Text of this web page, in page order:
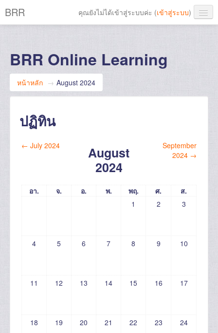
BRR คุณยังไม่ได้เข้าสู่ระบบค่ะ (เข้าสู่ระบบ)
BRR Online Learning
หน้าหลัก → August 2024
ปฏิทิน
← July 2024
August
2024
September
2024 →
อา. จ. อ. พ. พฤ. ศ.
ส.
1
2 3
4 5 6 7 8 9 10
11 12 13 14 15 16 17
18 19 20 21 22 23 24